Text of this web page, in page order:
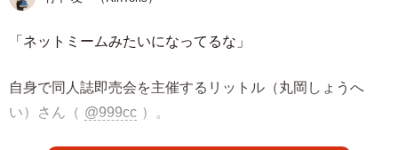
「ネットミームみたいになってるな」
自身で同人誌即売会を主催するリットル（丸岡しょうへ
い）さん（ @999cc ）。